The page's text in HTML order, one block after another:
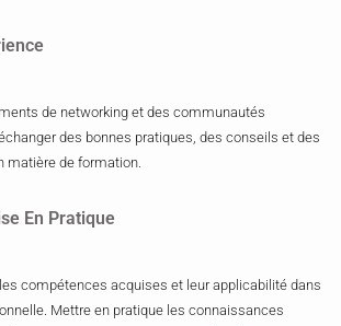
de networking et des communautés
des bonnes pratiques, des conseils et des
matière de formation.
En Pratique
compétences acquises et leur applicabilité dans
Mettre en pratique les connaissances